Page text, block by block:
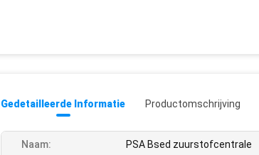
Gedetailleerde Informatie Productomschrijving
Naam: PSA Bsed zuurstofcentrale